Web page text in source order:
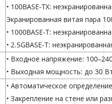
• 100BASE-TX:
Экранированная витая пара
• 1000BASE-T:
• 2.5GBASE-T:
• Входное напряжение:
• Выходная мощность: до 30
• Автоматическое
• Закрепление на стене или